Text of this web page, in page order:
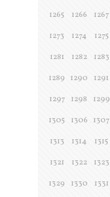
1265
1266 1267
1273
1274 1275
1281
1282 1283
1289
1290 1291
1297
1298 1299
1305
1306 1307
1313
1314 1315
1321
1322 1323
1329
1330 1331